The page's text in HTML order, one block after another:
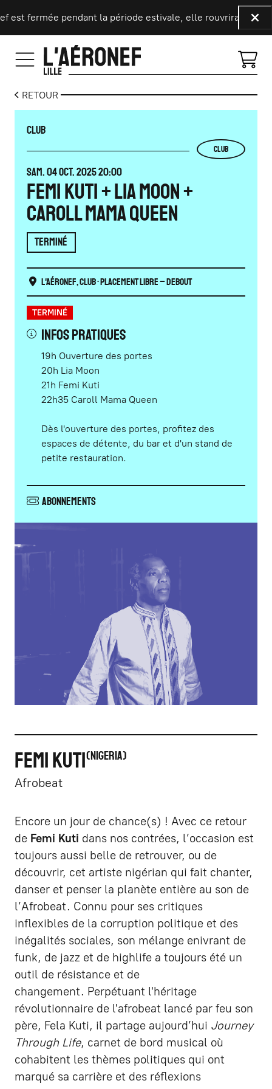
fermée pendant la période estivale, elle rouvrira ses
RETOUR
CLUB
CLUB
SAMEDI
SAM. 04OCTOBRE
OCT. 202520:00
FEMI KUTI + LIA MOON +
CAROLL MAMA QUEEN
TERMINÉ
L'Aéronef,Club• Placement libre – Debout
TERMINÉ
INFOS PRATIQUES
19h Ouverture des portes
20h Lia Moon
21h Femi Kuti
22h35 Caroll Mama Queen
Dès l'ouverture des portes, profitez des
espaces de détente, du bar et d'un stand de
petite restauration.
Abonnements
FEMI KUTI NIGERIA
Afrobeat
Encore un jour de chance(s) ! Avec ce retour
de Femi Kuti dans nos contrées, l’occasion est
toujours aussi belle de retrouver, ou de
découvrir, cet artiste nigérian qui fait chanter,
danser et penser la planète entière au son de
l’Afrobeat. Connu pour ses critiques
inflexibles de la corruption politique et des
inégalités sociales, son mélange enivrant de
funk, de jazz et de highlife a toujours été un
outil de résistance et de
changement. Perpétuant l'héritage
révolutionnaire de l'afrobeat lancé par feu son
père, Fela Kuti, il partage aujourd’hui Journey
Through Life, carnet de bord musical où
cohabitent les thèmes politiques qui ont
marqué sa carrière et des réflexions